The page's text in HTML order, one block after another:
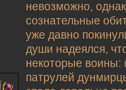
невозможно,
сознательные
уже давно
души надеялся,
некоторые воины:
патрулей